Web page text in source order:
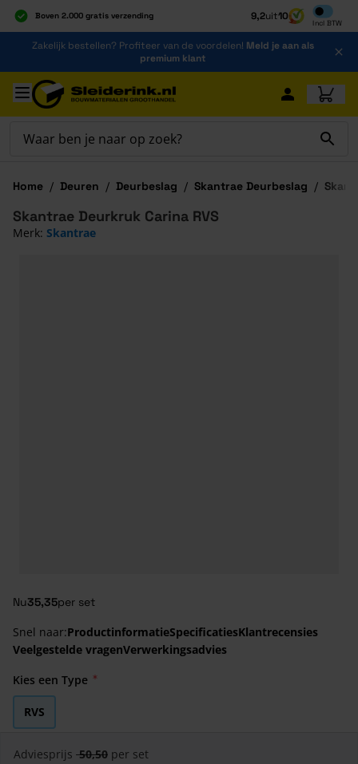
Boven 2.000 gratis verzending
Al 40 jaar dé specialist
Alles onder één dak
9,2uit10
Incl BTW
Inclusief
Ga naar de inhoud
Zakelijk bestellen? Profiteer van de voordelen! Meld je aan als
premium klant
Ga naar hoofdinhoud
Home / Deuren / Deurbeslag / Skantrae Deurbeslag /
Nu35,35per set
Skantrae Deurkruk Carina RVS
Merk: Skantrae
Snel naar:ProductinformatieSpecificatiesKlantrecensies
Veelgestelde vragenVerwerkingsadvies
Kies een Type
RVS
Adviesprijs 50,50 per set